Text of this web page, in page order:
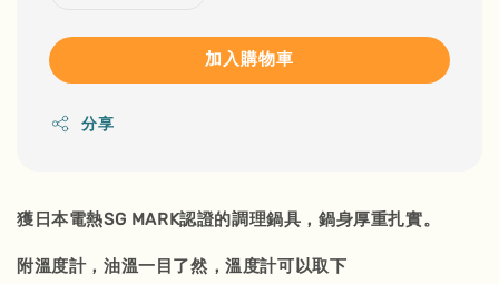
加入購物車
分享
獲日本電熱SG MARK認證的調理鍋具，鍋身厚重扎實。
附溫度計，油溫一目了然，溫度計可以取下